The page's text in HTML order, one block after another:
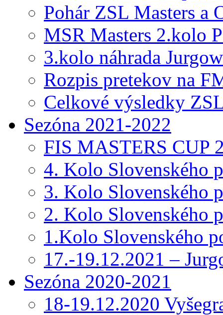
Pohár ZSL Masters
MSR Masters 2.kolo
3.kolo náhrada
Rozpis pretekov na
Celkové výsledky
Sezóna 2021-2022
FIS MASTERS CUP
4. Kolo Slovenského
3. Kolo Slovenského
2. Kolo Slovenského
1.Kolo Slovenského
17.-19.12.2021 –
Sezóna 2020-2021
18-19.12.2020